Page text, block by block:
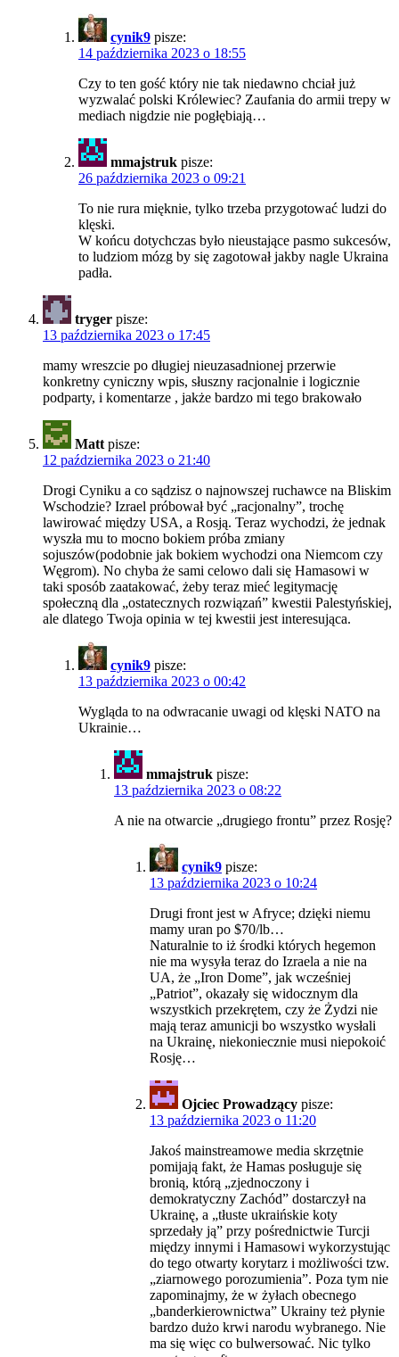
cynik9 pisze:
14 października 2023 o 18:55
Czy to ten gość który nie tak niedawno chciał już
wyzwalać polski Królewiec? Zaufania do armii trepy w
mediach nigdzie nie pogłębiają…
mmajstruk pisze:
26 października 2023 o 09:21
To nie rura mięknie, tylko trzeba przygotować ludzi do
klęski.
W końcu dotychczas było nieustające pasmo sukcesów,
to ludziom mózg by się zagotował jakby nagle Ukraina
padła.
tryger pisze:
13 października 2023 o 17:45
mamy wreszcie po długiej nieuzasadnionej przerwie
konkretny cyniczny wpis, słuszny racjonalnie i logicznie
podparty, i komentarze , jakże bardzo mi tego brakowało
Matt pisze:
12 października 2023 o 21:40
Drogi Cyniku a co sądzisz o najnowszej ruchawce na Bliskim
Wschodzie? Izrael próbował być „racjonalny”, trochę
lawirować między USA, a Rosją. Teraz wychodzi, że jednak
wyszła mu to mocno bokiem próba zmiany
sojuszów(podobnie jak bokiem wychodzi ona Niemcom czy
Węgrom). No chyba że sami celowo dali się Hamasowi w
taki sposób zaatakować, żeby teraz mieć legitymację
społeczną dla „ostatecznych rozwiązań” kwestii Palestyńskiej,
ale dlatego Twoja opinia w tej kwestii jest interesująca.
cynik9 pisze:
13 października 2023 o 00:42
Wygląda to na odwracanie uwagi od klęski NATO na
Ukrainie…
mmajstruk pisze:
13 października 2023 o 08:22
A nie na otwarcie „drugiego frontu” przez Rosję?
cynik9 pisze:
13 października 2023 o 10:24
Drugi front jest w Afryce; dzięki niemu
mamy uran po $70/lb…
Naturalnie to iż środki których hegemon
nie ma wysyła teraz do Izraela a nie na
UA, że „Iron Dome”, jak wcześniej
„Patriot”, okazały się widocznym dla
wszystkich przekrętem, czy że Żydzi nie
mają teraz amunicji bo wszystko wysłali
na Ukrainę, niekoniecznie musi niepokoić
Rosję…
Ojciec Prowadzący pisze:
13 października 2023 o 11:20
Jakoś mainstreamowe media skrzętnie
pomijają fakt, że Hamas posługuje się
bronią, którą „zjednoczony i
demokratyczny Zachód” dostarczył na
Ukrainę, a „tłuste ukraińskie koty
sprzedały ją” przy pośrednictwie Turcji
między innymi i Hamasowi wykorzystując
do tego otwarty korytarz i możliwości tzw.
„ziarnowego porozumienia”. Poza tym nie
zapominajmy, że w żyłach obecnego
„banderkierownictwa” Ukrainy też płynie
bardzo dużo krwi narodu wybranego. Nie
ma się więc co bulwersować. Nic tylko